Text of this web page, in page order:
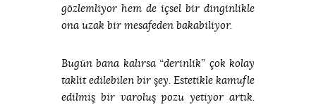
gözlemliyor hem de içsel bir dinginlikle
ona uzak bir mesafeden bakabiliyor.
Bugün bana kalırsa “derinlik” çok kolay
taklit edilebilen bir şey. Estetikle kamufle
edilmiş bir varoluş pozu yetiyor artık.